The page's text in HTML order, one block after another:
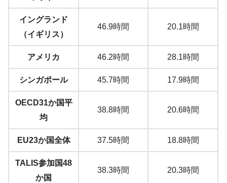
イングランド
（イギリス）
46.9時間 20.1時間
アメリカ 46.2時間 28.1時間
シンガポール 45.7時間 17.9時間
OECD31か国平
均
38.8時間 20.6時間
EU23か国全体 37.5時間 18.8時間
TALIS参加国48
か国
38.3時間 20.3時間